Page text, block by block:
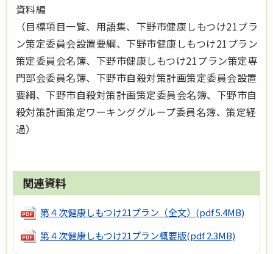
資料編
（目標項目一覧、用語集、下野市健康しもつけ21プラ
ン策定委員会設置要綱、下野市健康しもつけ21プラン
策定委員会名簿、下野市健康しもつけ21プラン策定専
門部会委員名簿、下野市自殺対策計画策定委員会設置
要綱、下野市自殺対策計画策定委員会名簿、下野市自
殺対策計画策定ワーキンググループ委員名簿、策定経
過）
関連資料
第４次健康しもつけ21プラン（全文） (pdf 5.4MB)
第４次健康しもつけ21プラン概要版(pdf 2.3MB)